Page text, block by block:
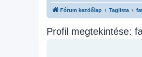
Fórum kezdőlap Taglista
Profil megtekintése: